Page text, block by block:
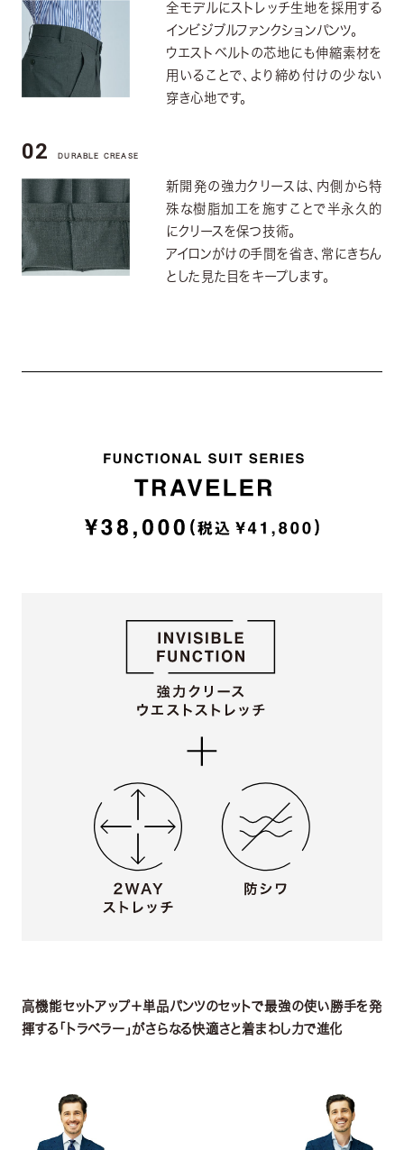
全モデルにストレッチ生地を採用する
インビジブルファンクションパンツ。
ウエストベルトの芯地にも伸縮素材を
用いることで、より締め付けの少ない
穿き心地です。
02 DURABLE CREASE
新開発の強力クリースは、内側から特
殊な樹脂加工を施すことで半永久的
にクリースを保つ技術。
アイロンがけの手間を省き、常にきちん
とした見た目をキープします。
高機能セットアップ＋単品パンツのセットで最強の使い勝手を発
揮する「トラベラー」がさらなる快適さと着まわし力で進化